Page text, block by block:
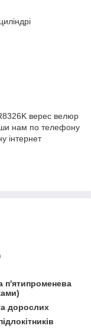
верес велюр
нам по телефону
інтернет
п'ятипроменева
дорослих